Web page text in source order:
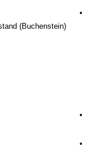
•
(Buchenstein)
•
•